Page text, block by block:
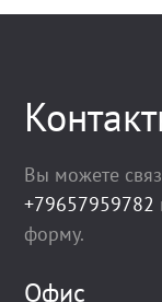
Вы можете
+79657959782
форму.
Офис